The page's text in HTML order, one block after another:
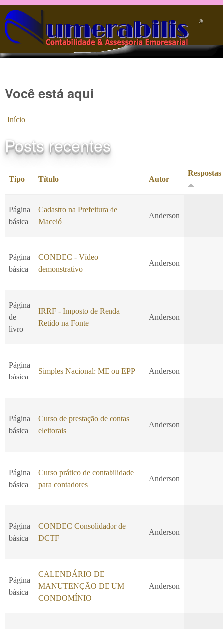
Pular para o conteúdo principal
®️
Você está aqui
Início
Posts recentes
Tipo Título Autor
Respostas
Página
básica
Cadastro na Prefeitura de
Maceió
Anderson
Página
básica
CONDEC - Vídeo
demonstrativo
Anderson
Página
de
livro
IRRF - Imposto de Renda
Retido na Fonte
Anderson
Página
básica
Simples Nacional: ME ou EPP Anderson
Página
básica
Curso de prestação de contas
eleitorais
Anderson
Página
básica
Curso prático de contabilidade
para contadores
Anderson
Página
básica
CONDEC Consolidador de
DCTF
Anderson
Página
básica
CALENDÁRIO DE
MANUTENÇÃO DE UM
CONDOMÍNIO
Anderson